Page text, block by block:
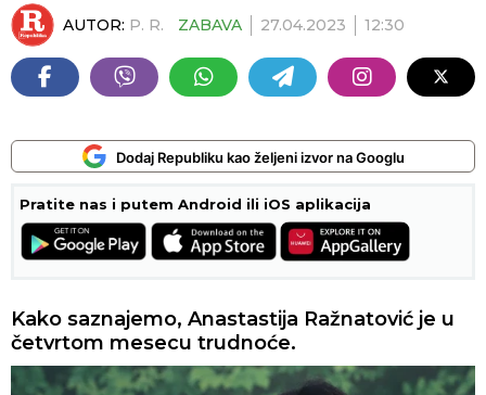
AUTOR: P. R. ZABAVA 27.04.2023 12:30
Dodaj Republiku kao željeni izvor na Googlu
Pratite nas i putem Android ili iOS aplikacija
Kako saznajemo, Anastastija Ražnatović je u
četvrtom mesecu trudnoće.